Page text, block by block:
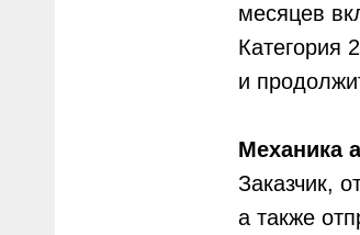
месяцев
Категория
и
Механика
Заказчик,
а также